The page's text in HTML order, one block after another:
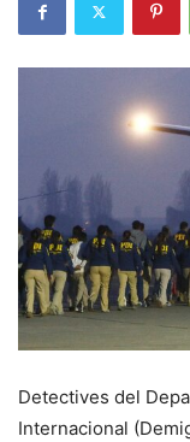
Detectives del
Internacional